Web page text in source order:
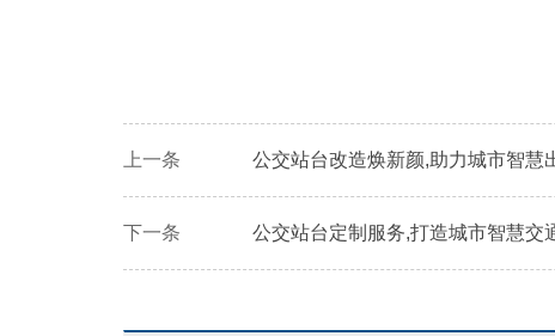
上一条 公交站台改造焕新颜,助力城市智慧
下一条 公交站台定制服务,打造城市智慧交